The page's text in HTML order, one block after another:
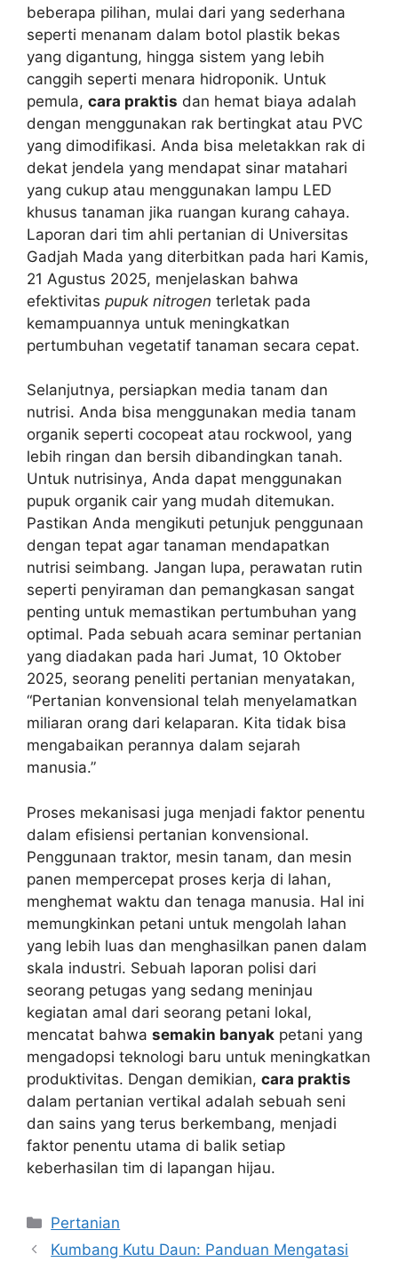
beberapa pilihan, mulai dari yang sederhana
seperti menanam dalam botol plastik bekas
yang digantung, hingga sistem yang lebih
canggih seperti menara hidroponik. Untuk
pemula, cara praktis dan hemat biaya adalah
dengan menggunakan rak bertingkat atau PVC
yang dimodifikasi. Anda bisa meletakkan rak di
dekat jendela yang mendapat sinar matahari
yang cukup atau menggunakan lampu LED
khusus tanaman jika ruangan kurang cahaya.
Laporan dari tim ahli pertanian di Universitas
Gadjah Mada yang diterbitkan pada hari Kamis,
21 Agustus 2025, menjelaskan bahwa
efektivitas pupuk nitrogen terletak pada
kemampuannya untuk meningkatkan
pertumbuhan vegetatif tanaman secara cepat.
Selanjutnya, persiapkan media tanam dan
nutrisi. Anda bisa menggunakan media tanam
organik seperti cocopeat atau rockwool, yang
lebih ringan dan bersih dibandingkan tanah.
Untuk nutrisinya, Anda dapat menggunakan
pupuk organik cair yang mudah ditemukan.
Pastikan Anda mengikuti petunjuk penggunaan
dengan tepat agar tanaman mendapatkan
nutrisi seimbang. Jangan lupa, perawatan rutin
seperti penyiraman dan pemangkasan sangat
penting untuk memastikan pertumbuhan yang
optimal. Pada sebuah acara seminar pertanian
yang diadakan pada hari Jumat, 10 Oktober
2025, seorang peneliti pertanian menyatakan,
“Pertanian konvensional telah menyelamatkan
miliaran orang dari kelaparan. Kita tidak bisa
mengabaikan perannya dalam sejarah
manusia.”
Proses mekanisasi juga menjadi faktor penentu
dalam efisiensi pertanian konvensional.
Penggunaan traktor, mesin tanam, dan mesin
panen mempercepat proses kerja di lahan,
menghemat waktu dan tenaga manusia. Hal ini
memungkinkan petani untuk mengolah lahan
yang lebih luas dan menghasilkan panen dalam
skala industri. Sebuah laporan polisi dari
seorang petugas yang sedang meninjau
kegiatan amal dari seorang petani lokal,
mencatat bahwa semakin banyak petani yang
mengadopsi teknologi baru untuk meningkatkan
produktivitas. Dengan demikian, cara praktis
dalam pertanian vertikal adalah sebuah seni
dan sains yang terus berkembang, menjadi
faktor penentu utama di balik setiap
keberhasilan tim di lapangan hijau.
Kategori
Pertanian
Kumbang Kutu Daun: Panduan Mengatasi